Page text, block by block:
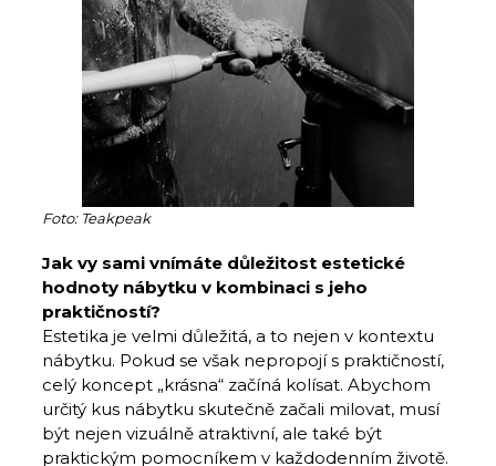
Foto: Teakpeak
Jak vy sami vnímáte důležitost estetické
hodnoty nábytku v kombinaci s jeho
praktičností?
Estetika je velmi důležitá, a to nejen v kontextu
nábytku. Pokud se však nepropojí s praktičností,
celý koncept „krásna“ začíná kolísat. Abychom
určitý kus nábytku skutečně začali milovat, musí
být nejen vizuálně atraktivní, ale také být
praktickým pomocníkem v každodenním životě.